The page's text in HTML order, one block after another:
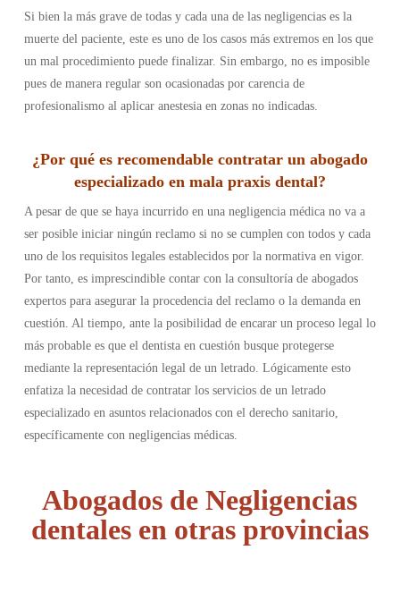
Si bien la más grave de todas y cada una de las negligencias es la
muerte del paciente, este es uno de los casos más extremos en los que
un mal procedimiento puede finalizar. Sin embargo, no es imposible
pues de manera regular son ocasionadas por carencia de
profesionalismo al aplicar anestesia en zonas no indicadas.
¿Por qué es recomendable contratar un abogado
especializado en mala praxis dental?
A pesar de que se haya incurrido en una negligencia médica no va a
ser posible iniciar ningún reclamo si no se cumplen con todos y cada
uno de los requisitos legales establecidos por la normativa en vigor.
Por tanto, es imprescindible contar con la consultoría de abogados
expertos para asegurar la procedencia del reclamo o la demanda en
cuestión. Al tiempo, ante la posibilidad de encarar un proceso legal lo
más probable es que el dentista en cuestión busque protegerse
mediante la representación legal de un letrado. Lógicamente esto
enfatiza la necesidad de contratar los servicios de un letrado
especializado en asuntos relacionados con el derecho sanitario,
específicamente con negligencias médicas.
Abogados de Negligencias
dentales en otras provincias